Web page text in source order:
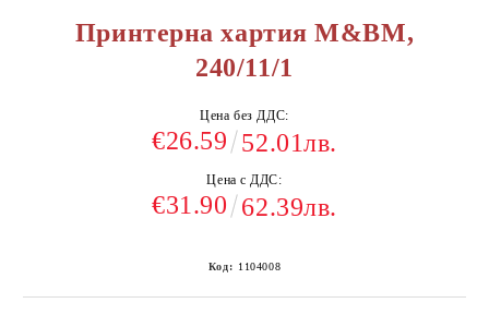
Принтерна хартия M&BM,
240/11/1
Цена без ДДС:
€26.59 52.01лв.
Цена с ДДС:
€31.90 62.39лв.
Код: 1104008